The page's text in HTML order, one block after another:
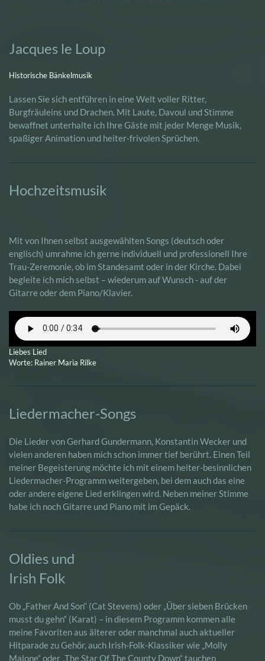
Jacques le Loup
Historische Bänkelmusik
Lassen Sie sich entführen in eine Welt voller Ritter,
Burgfräuleins und Drachen. Mit Laute, Davoul und Stimme
bewaffnet unterhalte ich Ihre Gäste mit jeder Menge Musik,
spaßiger Animation und heiter-frivolen Sprüchen.
Hochzeitsmusik
Mit von Ihnen selbst ausgewählten Songs (deutsch oder
englisch) umrahme ich gerne individuell und professionell Ihre
Trau-Zeremonie, ob im Standesamt oder in der Kirche. Dabei
begleite ich mich selbst – wiederum auf Wunsch - auf der
Gitarre oder dem Piano/Klavier.
Liebes Lied
Worte: Rainer Maria Rilke
Liedermacher-Songs
Die Lieder von Gerhard Gundermann, Konstantin Wecker und
vielen anderen haben mich schon immer tief berührt. Einen Teil
meiner Begeisterung möchte ich mit einem heiter-besinnlichen
Liedermacher-Programm weitergeben, bei dem auch das eine
oder andere eigene Lied erklingen wird. Neben meiner Stimme
habe ich noch Gitarre und Piano mit im Gepäck.
Oldies und
Irish Folk
Ob „Father And Son“ (Cat Stevens) oder „Über sieben Brücken
musst du gehn“ (Karat) – in diesem Programm kommen alle
meine Favoriten aus älterer oder manchmal auch aktueller
Hitparade zu Gehör, auch Irish-Folk-Klassiker wie „Molly
Malone“ oder „The Star Of The County Down“ tauchen